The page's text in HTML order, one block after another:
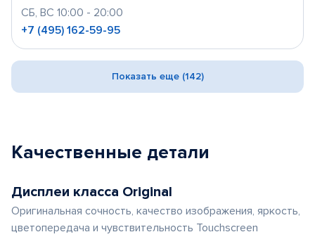
СБ, ВС 10:00 - 20:00
+7 (495) 162-59-95
Показать еще (142)
Качественные детали
Дисплеи класса Original
Оригинальная сочность, качество изображения, яркость,
цветопередача и чувствительность Touchscreen